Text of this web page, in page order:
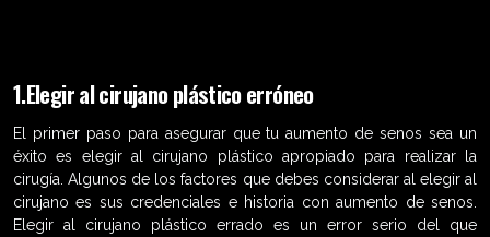
1.Elegir al cirujano plástico erróneo
El primer paso para asegurar que tu aumento de senos sea un
éxito es elegir al cirujano plástico apropiado para realizar la
cirugía. Algunos de los factores que debes considerar al elegir al
cirujano es sus credenciales e historia con aumento de senos.
Elegir al cirujano plástico errado es un error serio del que